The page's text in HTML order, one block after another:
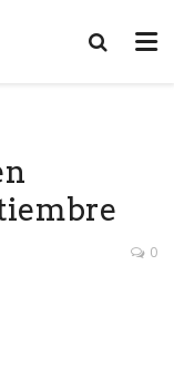
0